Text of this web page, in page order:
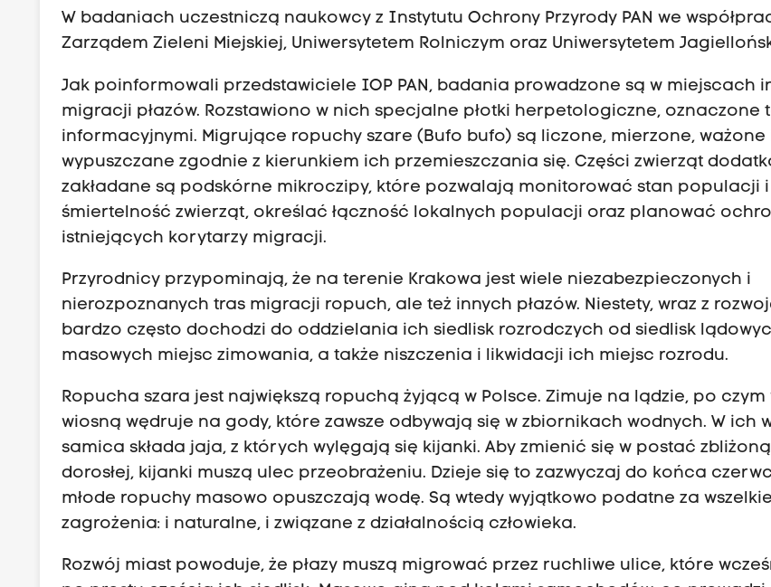
W badaniach uczestniczą naukowcy z Instytutu Ochrony Przyrody PAN we
Zarządem Zieleni Miejskiej, Uniwersytetem Rolniczym oraz Uniwersytetem
Jak poinformowali przedstawiciele IOP PAN, badania prowadzone są w miejscach
migracji płazów. Rozstawiono w nich specjalne płotki herpetologiczne, oznaczone
informacyjnymi. Migrujące ropuchy szare (Bufo bufo) są liczone, mierzone, ważone
wypuszczane zgodnie z kierunkiem ich przemieszczania się. Części zwierząt
zakładane są podskórne mikroczipy, które pozwalają monitorować stan populacji i
śmiertelność zwierząt, określać łączność lokalnych populacji oraz planować
istniejących korytarzy migracji.
Przyrodnicy przypominają, że na terenie Krakowa jest wiele niezabezpieczonych i
nierozpoznanych tras migracji ropuch, ale też innych płazów. Niestety, wraz z
bardzo często dochodzi do oddzielania ich siedlisk rozrodczych od siedlisk
masowych miejsc zimowania, a także niszczenia i likwidacji ich miejsc rozrodu.
Ropucha szara jest największą ropuchą żyjącą w Polsce. Zimuje na lądzie, po czym
wiosną wędruje na gody, które zawsze odbywają się w zbiornikach wodnych. W ich
samica składa jaja, z których wylęgają się kijanki. Aby zmienić się w postać
dorosłej, kijanki muszą ulec przeobrażeniu. Dzieje się to zazwyczaj do końca
młode ropuchy masowo opuszczają wodę. Są wtedy wyjątkowo podatne za wszelkie
zagrożenia: i naturalne, i związane z działalnością człowieka.
Rozwój miast powoduje, że płazy muszą migrować przez ruchliwe ulice, które